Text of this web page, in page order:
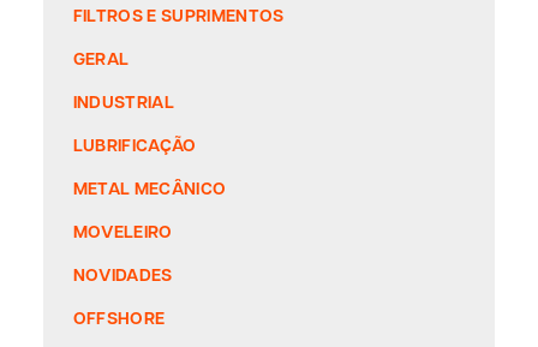
FILTROS E SUPRIMENTOS
GERAL
INDUSTRIAL
LUBRIFICAÇÃO
METAL MECÂNICO
MOVELEIRO
NOVIDADES
OFFSHORE